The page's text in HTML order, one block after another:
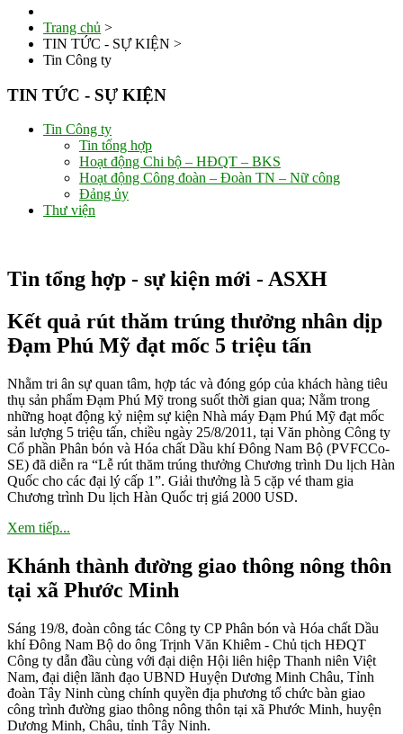
Trang chủ >
TIN TỨC - SỰ KIỆN >
Tin Công ty
TIN TỨC - SỰ KIỆN
Tin Công ty
Tin tổng hợp
Hoạt động Chi bộ – HĐQT – BKS
Hoạt động Công đoàn – Đoàn TN – Nữ công
Đảng ủy
Thư viện
Tin tổng hợp - sự kiện mới - ASXH
Kết quả rút thăm trúng thưởng nhân dịp
Đạm Phú Mỹ đạt mốc 5 triệu tấn
Nhằm tri ân sự quan tâm, hợp tác và đóng góp của khách hàng tiêu
thụ sản phẩm Đạm Phú Mỹ trong suốt thời gian qua; Nằm trong
những hoạt động kỷ niệm sự kiện Nhà máy Đạm Phú Mỹ đạt mốc
sản lượng 5 triệu tấn, chiều ngày 25/8/2011, tại Văn phòng Công ty
Cổ phần Phân bón và Hóa chất Dầu khí Đông Nam Bộ (PVFCCo-
SE) đã diễn ra “Lễ rút thăm trúng thưởng Chương trình Du lịch Hàn
Quốc cho các đại lý cấp 1”. Giải thưởng là 5 cặp vé tham gia
Chương trình Du lịch Hàn Quốc trị giá 2000 USD.
Xem tiếp...
Khánh thành đường giao thông nông thôn
tại xã Phước Minh
Sáng 19/8, đoàn công tác Công ty CP Phân bón và Hóa chất Dầu
khí Đông Nam Bộ do ông Trịnh Văn Khiêm - Chủ tịch HĐQT
Công ty dẫn đầu cùng với đại diện Hội liên hiệp Thanh niên Việt
Nam, đại diện lãnh đạo UBND Huyện Dương Minh Châu, Tỉnh
đoàn Tây Ninh cùng chính quyền địa phương tổ chức bàn giao
công trình đường giao thông nông thôn tại xã Phước Minh, huyện
Dương Minh, Châu, tỉnh Tây Ninh.